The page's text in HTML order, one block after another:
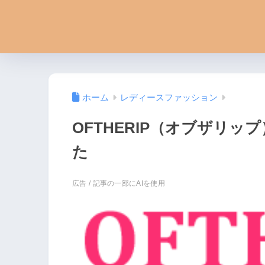
ホーム レディースファッション
OFTHERIP（オブザリッ
た